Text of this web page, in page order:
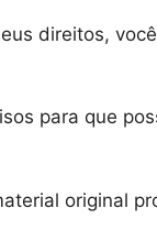
direitos,
para que
original